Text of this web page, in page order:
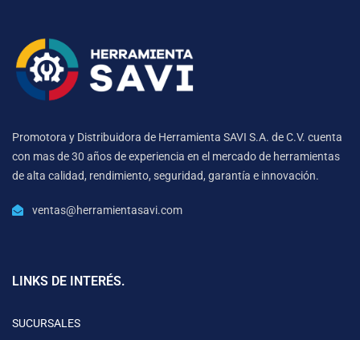
Promotora y Distribuidora de Herramienta SAVI S.A. de C.V. cuenta
con mas de 30 años de experiencia en el mercado de herramientas
de alta calidad, rendimiento, seguridad, garantía e innovación.
ventas@herramientasavi.com
LINKS DE INTERÉS.
SUCURSALES